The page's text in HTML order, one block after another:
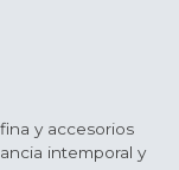
y accesorios
intemporal y